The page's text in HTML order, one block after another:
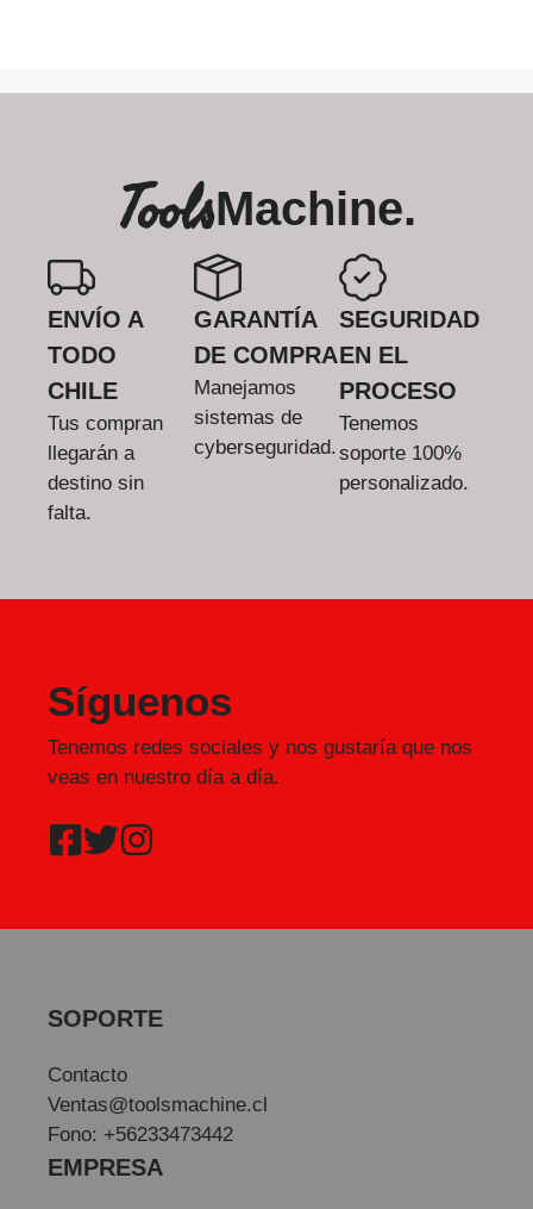
ToolsMachine.
ENVÍO A
TODO
CHILE
Tus compran
llegarán a
destino sin
falta.
GARANTÍA
DE COMPRA
Manejamos
sistemas de
cyberseguridad.
SEGURIDAD
EN EL
PROCESO
Tenemos
soporte 100%
personalizado.
Síguenos
Tenemos redes sociales y nos gustaría que nos
veas en nuestro día a día.
SOPORTE
Contacto
Ventas@toolsmachine.cl
Fono: +56233473442
EMPRESA